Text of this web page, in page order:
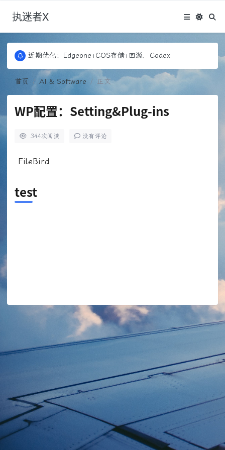
执迷者X
近期优化：Edgeone+COS存储+回源，Codex
首页 AI & Software 正文
WP配置：Setting&Plug-ins
344次阅读 没有评论
FileBird
test